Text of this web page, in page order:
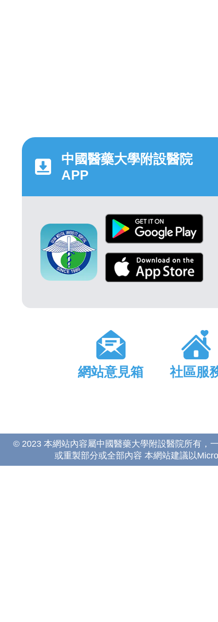
中國醫藥大學附設醫院
APP
網站意見箱 社區服
© 2023 本網站內容屬中國醫藥大學附設醫院所有，
或重製部分或全部內容 本網站建議以